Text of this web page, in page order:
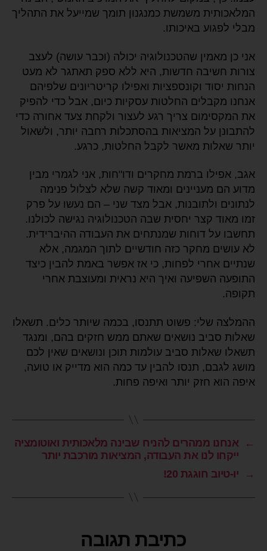
המלאכותית משמשת כמנגנון תומך שמייעל את התהליך
מבלי לפגוע באיכותו.
אני כן מאמין שהטכנולוגיה יכולה (וכבר עושה) לעצב
צורות חשיבה חדשות, היא ללא ספק תאתגר לא מעט
הנחות יסוד וקונספציות ואפילו קריטריונים שלפיהם
אנחנו מקבלים החלטות עסקיות כיום, אבל כדי להפיק
את המקסימום צריך רגע לעצור ולקחת צעד אחורה כדי
להתבונן על המציאות בהסתכלות רחבה יותר, ולשאול
יותר שאלות מאשר לקבל החלטות, כרגע.
אגב, אפילו ברמת מחקרים ודו"חות, אני לגמרי מבין
מדוע הם מעניינים ומאוד קשה שלא לצלול פנימה
לנתונים ולתובנות, אבל מצד שני – הם נעשו על פרק
זמו מאוד קצר יחסית שבה הטכנולוגיה נגישה לכולנו.
תחשבו על דוחות שמנתחים את העבודה ההיברידית.
לא עושים מחקר כזה חודשיים לתוך המגמה, אלא
שנתיים אחרי לפחות, כי אז אפשר באמת להבין כיצד
התופעה השפיעה ואיך היא נראית ומעוצבת אחרי
תקופה.
ההמלצה שלי: פשוט תתנסו, בכמה שיותר כלים. תשאלו
שאלות סביב נושאים שאתם ממש חזקים בהם, ומנגד
תשאלו שאלות סביב עולמות תוכן ונושאים שאין לכם
מושג לגבם, תנסו להבין עד כמה הוא מדייק או טועה,
איפה הוא חזק יותר ואיפה פחות.
←
אנחנו ממהרים להניח שבינה מלאכותית ואוטומציה
ייקחו לנו את העבודה, המציאות מורכבת יותר
→
יו-טיוב חוגגת 20!
כתיבת תגובה